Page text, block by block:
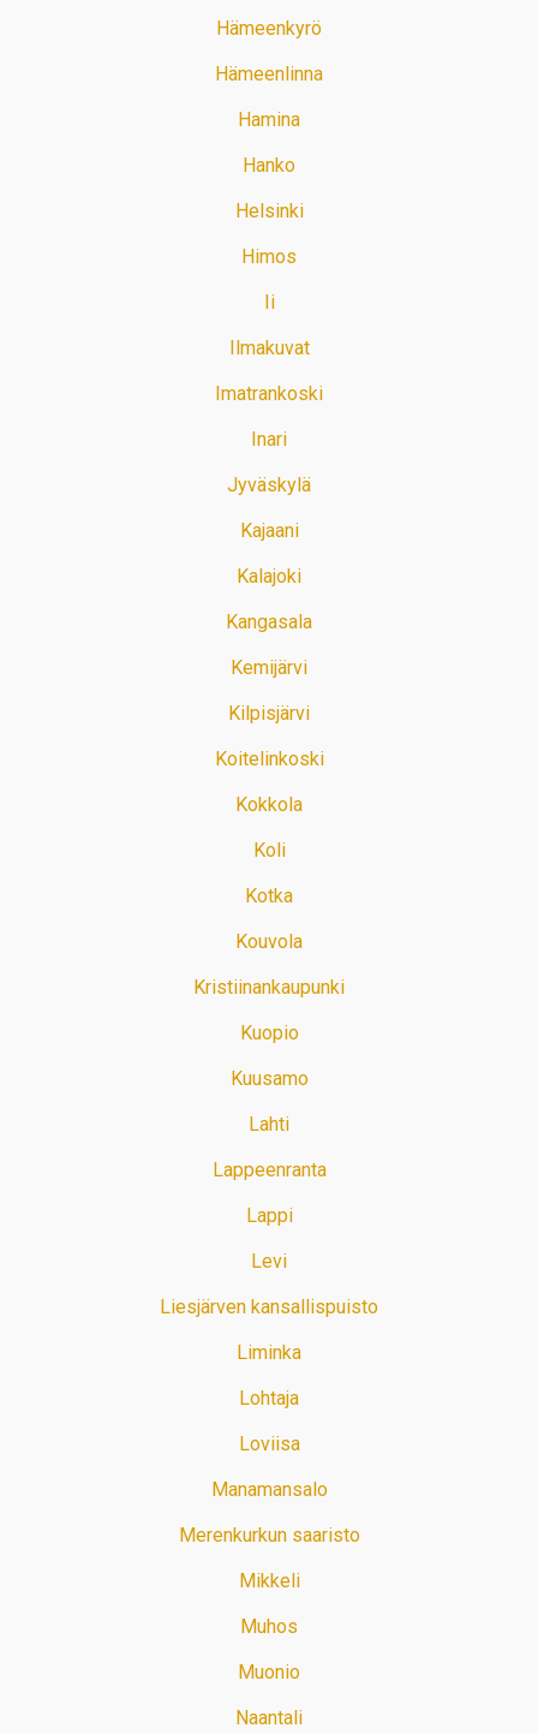
Hämeenkyrö
Hämeenlinna
Hamina
Hanko
Helsinki
Himos
Ii
Ilmakuvat
Imatrankoski
Inari
Jyväskylä
Kajaani
Kalajoki
Kangasala
Kemijärvi
Kilpisjärvi
Koitelinkoski
Kokkola
Koli
Kotka
Kouvola
Kristiinankaupunki
Kuopio
Kuusamo
Lahti
Lappeenranta
Lappi
Levi
Liesjärven kansallispuisto
Liminka
Lohtaja
Loviisa
Manamansalo
Merenkurkun saaristo
Mikkeli
Muhos
Muonio
Naantali